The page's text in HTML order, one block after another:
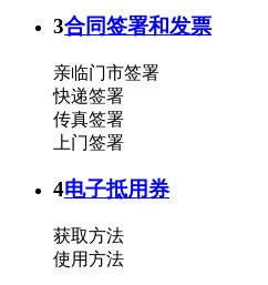
3合同签署和发票
亲临门市签署
快递签署
传真签署
上门签署
4电子抵用券
获取方法
使用方法